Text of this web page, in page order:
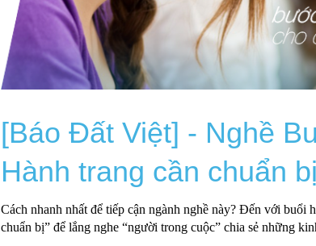
[Báo Đất Việt] - Nghề
Hành trang cần chuẩn bị
Cách nhanh nhất để tiếp cận ngành nghề này? Đến với buổi
chuẩn bị” để lắng nghe “người trong cuộc” chia sẻ những